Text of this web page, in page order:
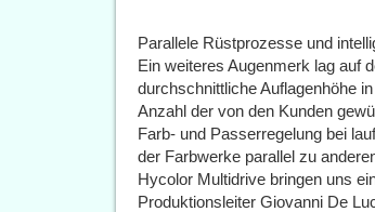
Parallele Rüstprozesse und
Ein weiteres Augenmerk lag auf
durchschnittliche Auflagenhöhe
Anzahl der von den Kunden
Farb- und Passerregelung bei
der Farbwerke parallel zu
Hycolor Multidrive bringen uns
Produktionsleiter Giovanni De